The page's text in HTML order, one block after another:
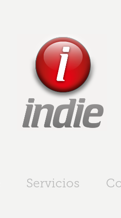
Servicios